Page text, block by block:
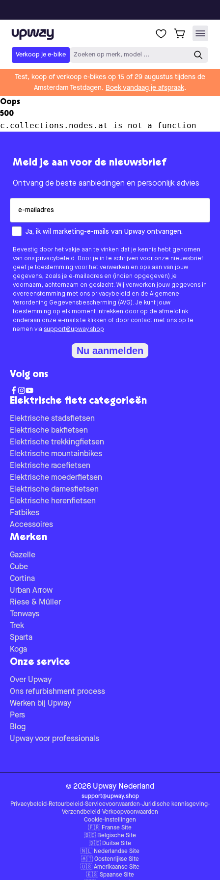
Upway
Verkoop je e-bike Zoeken op merk, model ...
Test, koop of verkoop e-bikes op 15 of 29 augustus tijdens de
Amsterdam Testdagen. Boek vandaag je afspraak.
Oops
500
c.collections.nodes.at is not a function
Elektrische fiets categorieën
Elektrische stadsfietsen
Elektrische bakfietsen
Elektrische trekkingfietsen
Elektrische mountainbikes
Elektrische racefietsen
Elektrische moederfietsen
Elektrische damesfietsen
Elektrische herenfietsen
Fatbikes
Accessoires
Merken
Gazelle
Cube
Cortina
Urban Arrow
Riese & Müller
Tenways
Trek
Sparta
Koga
Onze service
Over Upway
Ons refurbishment process
Werken bij Upway
Pers
Blog
Upway voor professionals
Meld je aan voor de nieuwsbrief
Ontvang de beste aanbiedingen en persoonlijk advies
How would you like to hear from us?
Ja, ik wil marketing-e-mails van Upway ontvangen.
Bevestig door het vakje aan te vinken dat je kennis hebt genomen
van ons privacybeleid. Door je in te schrijven voor onze nieuwsbrief
geef je toestemming voor het verwerken en opslaan van jouw
gegevens, zoals je e-mailadres en (indien opgegeven) je
voornaam, achternaam en geslacht. Wij verwerken jouw gegevens in
overeenstemming met ons privacybeleid en de Algemene
Verordening Gegevensbescherming (AVG). Je kunt jouw
toestemming op elk moment intrekken door op de afmeldlink
onderaan onze e-mails te klikken of door contact met ons op te
nemen via support@upway.shop
Nu aanmelden
Volg ons
© 2026 Upway Nederland
support@upway.shop
Privacybeleid-Retourbeleid-Servicevoorwaarden-Juridische kennisgeving-
Verzendbeleid-Verkoopvoorwaarden
Cookie-instellingen
🇫🇷 Franse Site
🇧🇪 Belgische Site
🇩🇪 Duitse Site
🇳🇱 Nederlandse Site
🇦🇹 Oostenrijkse Site
🇺🇸 Amerikaanse Site
🇪🇸 Spaanse Site